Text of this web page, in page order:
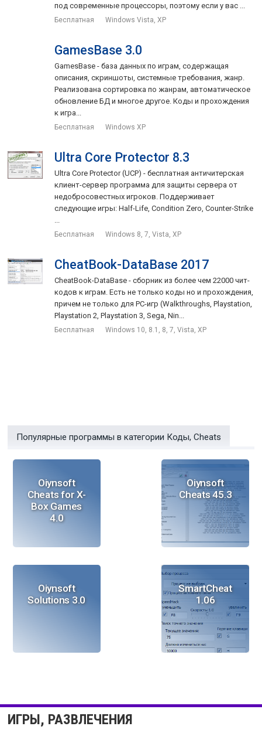
под современные процессоры, поэтому если у вас ...
Бесплатная Windows Vista, XP
GamesBase 3.0
GamesBase - база данных по играм, содержащая
описания, скриншоты, системные требования, жанр.
Реализована сортировка по жанрам, автоматическое
обновление БД и многое другое. Коды и прохождения
к игра...
Бесплатная Windows XP
Ultra Core Protector 8.3
Ultra Core Protector (UCP) - бесплатная античитерская
клиент-сервер программа для защиты сервера от
недобросовестных игроков. Поддерживает
следующие игры: Half-Life, Condition Zero, Counter-Strike
...
Бесплатная Windows 8, 7, Vista, XP
CheatBook-DataBase 2017
CheatBook-DataBase - cборник из более чем 22000 чит-
кодов к играм. Есть не только коды но и прохождения,
причем не только для PC-игр (Walkthroughs, Playstation,
Playstation 2, Playstation 3, Sega, Nin...
Бесплатная Windows 10, 8.1, 8, 7, Vista, XP
Популярные программы в категории Коды, Cheats
Oiynsoft
Cheats for X-
Box Games
4.0
Oiynsoft
Cheats 45.3
Oiynsoft
Solutions 3.0
SmartCheat
1.06
Issue 01/2017
Cheat 1.33
ИГРЫ, РАЗВЛЕЧЕНИЯ